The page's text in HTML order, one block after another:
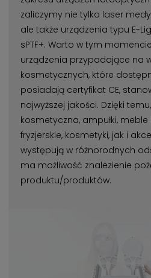
zaliczymy nie tylko laser
ale także urządzenia typu E-
sPTF+. Warto w tym
urządzenia przypadające na
kosmetycznych, które
posiadają certyfikat CE,
najwyższej jakości. Dzięki
kosmetyczna, ampułki,
fryzjerskie, kosmetyki, jak i
występują w różnorodnych
ma możliwość znalezienie
produktu/produktów.